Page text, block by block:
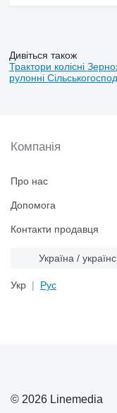
Дивіться також
Трактори колісні
рулонні
Компанія
Про нас
Допомога
Контакти продавця
Україна /
Укр Рус
© 2026 Linemedia